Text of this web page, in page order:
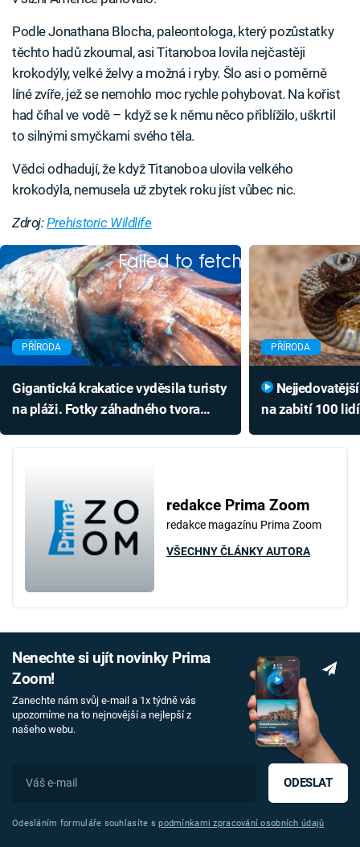
Podle Jonathana Blocha, paleontologa, který pozůstatky
těchto hadů zkoumal, asi Titanoboa lovila nejčastěji
krokodýly, velké želvy a možná i ryby. Šlo asi o poměrně
líné zvíře, jež se nemohlo moc rychle pohybovat. Na kořist
had číhal ve vodě – když se k němu něco přiblížilo, uškrtil
to silnými smyčkami svého těla.
Vědci odhadují, že když Titanoboa ulovila velkého
krokodýla, nemusela už zbytek roku jíst vůbec nic.
Zdroj:Prehistoric Wildlife
Failed to fetch
PŘÍRODA
Gigantická krakatice vyděsila turisty
na pláži. Fotky záhadného tvora
PŘÍRODA
na zabití 100
redakce Prima Zoom
redakce magazínu Prima Zoom
VŠECHNY ČLÁNKY AUTORA
Nenechte si ujít novinky Prima
Zoom!
Zanechte nám svůj e-mail a 1x týdně vás
upozorníme na to nejnovější a nejlepší z
našeho webu.
ODESLAT
Odesláním formuláře souhlasíte spodmínkami zpracování osobních údajů